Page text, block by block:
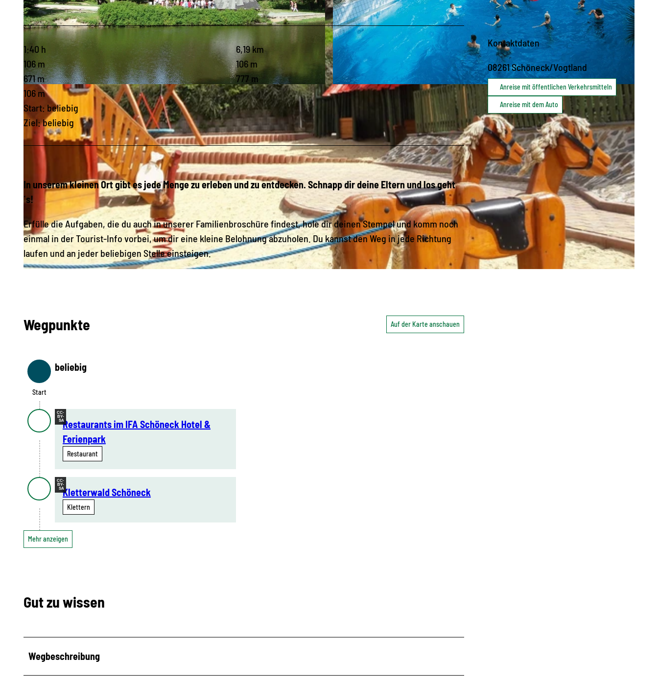
© Th. Lenk, Schöneck Tourismus | CC-BY-SA © Sandra Engelbrecht, IFA Ferienpark Schöneck
1:40 h
6,19 km
106 m
106 m
671 m
777 m
106 m
Start: beliebig
Ziel: beliebig
In unserem kleinen Ort gibt es jede Menge zu erleben und zu entdecken. Schnapp dir deine Eltern und los geht
´s!
Erfülle die Aufgaben, die du auch in unserer Familienbroschüre findest, hole dir deinen Stempel und komm noch
einmal in der Tourist-Info vorbei, um dir eine kleine Belohnung abzuholen. Du kannst den Weg in jede Richtung
laufen und an jeder beliebigen Stelle einsteigen.
Wegpunkte Auf der Karte anschauen
Start
Start
beliebig
CC-
BY-
SARestaurants im IFA Schöneck Hotel &
Ferienpark
Restaurant
CC-
BY-
SAKletterwald Schöneck
Klettern
Mehr anzeigen
Gut zu wissen
Wegbeschreibung
Kontaktdaten
08261Schöneck/Vogtland
Anreise mit öffentlichen Verkehrsmitteln
Anreise mit dem Auto